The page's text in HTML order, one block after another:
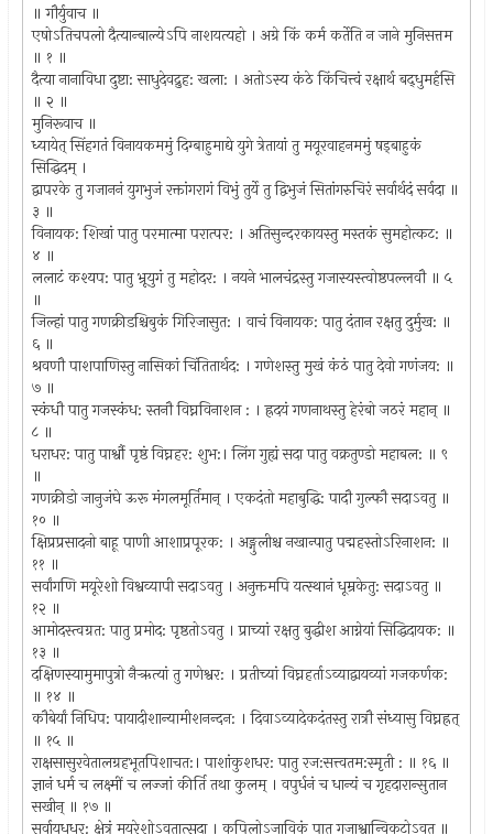
॥ गौर्युवाच ॥
एषोऽतिचपलो दैत्यान्बाल्येऽपि नाशयत्यहो । अग्रे किं कर्म कर्तेति न जाने मुनिसत्तम
॥ १ ॥
दैत्या नानाविधा दुष्टा: साधुदेवद्रुह: खला: । अतोऽस्य कंठे किंचित्त्वं रक्षार्थ बद्‍धुमर्हसि
॥ २ ॥
मुनिरूवाच ॥
ध्यायेत् सिंहगतं विनायकममुं दिग्बाहुमाद्ये युगे त्रेतायां तु मयूरवाहनममुं षड्‍बाहुकं
सिद्धिदम् ।
द्वापरके तु गजाननं युगभुजं रक्तांगरागं विभुं तुर्ये तु द्विभुजं सितांगरुचिरं सर्वार्थदं सर्वदा ॥
३ ॥
विनायक: शिखां पातु परमात्मा परात्पर: । अतिसुन्दरकायस्तु मस्तकं सुमहोत्कट: ॥
४ ॥
ललाटं कश्यप: पातु भ्रूयुगं तु महोदर: । नयने भालचंद्रस्तु गजास्यस्त्वोष्ठपल्लवौ ॥ ५
॥
जिल्हां पातु गणक्रीडश्चिबुकं गिरिजासुत: । वाचं विनायक: पातु दंतान रक्षतु दुर्मुख: ॥
६ ॥
श्रवणौ पाशपाणिस्तु नासिकां चिंतितार्थद: । गणेशस्तु मुखं कंठं पातु देवो गणंजय: ॥
७ ॥
स्कंधौ पातु गजस्कंध: स्तनौ विघ्नविनाशन : । ह्रदयं गणनाथस्तु हेरंबो जठरं महान् ॥
८ ॥
धराधर: पातु पार्श्वौ पृष्ठं विघ्नहर: शुभ:। लिंग गुह्यं सदा पातु वक्रतुण्डो महाबल: ॥ ९
॥
गणक्रीडो जानुजंघे ऊरू मंगलमूर्तिमान् । एकदंतो महाबुद्धि: पादौ गुल्फौ सदाऽवतु ॥
१० ॥
क्षिप्रप्रसादनो बाहू पाणी आशाप्रपूरक: । अङ्गुलीश्च नखान्पातु पद्महस्तोऽरिनाशन: ॥
११ ॥
सर्वांगणि मयूरेशो विश्वव्यापी सदाऽवतु । अनुक्तमपि यत्स्थानं धूम्रकेतु: सदाऽवतु ॥
१२ ॥
आमोदस्त्वग्रत: पातु प्रमोद: पृष्ठतोऽवतु । प्राच्यां रक्षतु बुद्धीश आग्नेयां सिद्धिदायक: ॥
१३ ॥
दक्षिणस्यामुमापुत्रो नैर्‍ऋत्यां तु गणेश्वर: । प्रतीच्यां विघ्नहर्ताऽव्याद्वायव्यां गजकर्णक:
॥ १४ ॥
कौबेर्यां निधिप: पायादीशान्यामीशनन्दन: । दिवाऽव्यादेकदंतस्तु रात्रौ संध्यासु विघ्नह्रत्
॥ १५ ॥
राक्षसासुरवेतालग्रहभूतपिशाचत:। पाशांकुशधर: पातु रज:सत्त्वतम:स्मृती : ॥ १६ ॥
ज्ञानं धर्म च लक्ष्मीं च लज्जां कीर्ति तथा कुलम् । वपुर्धनं च धान्यं च गृहदारान्सुतान
सखीन् ॥ १७ ॥
सर्वायुधधर: क्षेत्रं मयूरेशोऽवतात्सदा । कपिलोऽजाविकं पातु गजाश्वान्विकटोऽवतु ॥